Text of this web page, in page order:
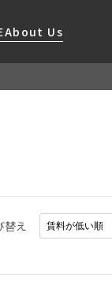
About Us
(港区・渋谷区)
替え